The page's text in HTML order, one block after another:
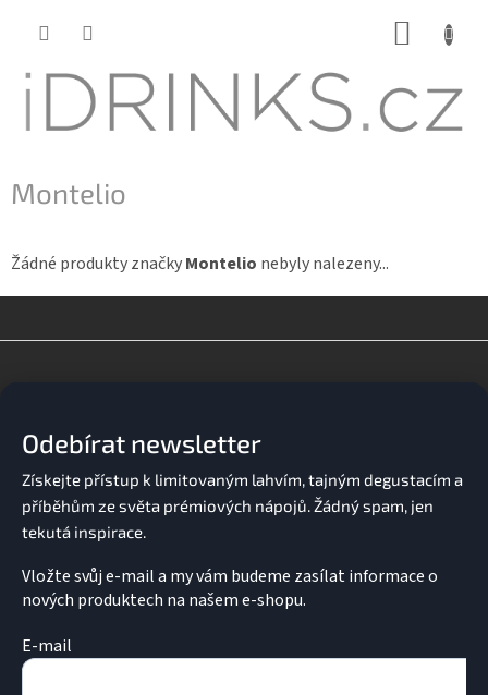
Montelio
Žádné produkty značkyMontelio nebyly nalezeny...
Odebírat newsletter
Vložte svůj e-mail a my vám budeme zasílat informace o
nových produktech na našem e-shopu.
E-mail